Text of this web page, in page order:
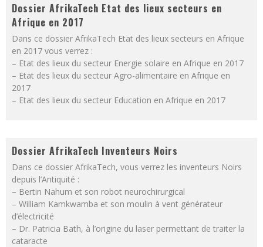
Dossier AfrikaTech Etat des lieux secteurs en
Afrique en 2017
Dans ce dossier AfrikaTech Etat des lieux secteurs en Afrique
en 2017 vous verrez :
– Etat des lieux du secteur Energie solaire en Afrique en 2017
– Etat des lieux du secteur Agro-alimentaire en Afrique en
2017
– Etat des lieux du secteur Education en Afrique en 2017
Dossier AfrikaTech Inventeurs Noirs
Dans ce dossier AfrikaTech, vous verrez les inventeurs Noirs
depuis l’Antiquité :
– Bertin Nahum et son robot neurochirurgical
– William Kamkwamba et son moulin à vent générateur
d’électricité
– Dr. Patricia Bath, à l’origine du laser permettant de traiter la
cataracte